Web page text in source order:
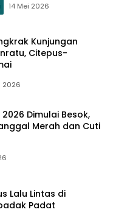
14 Mei 2026
Kunjungan
Citepus-
2026
Dimulai Besok,
Merah dan Cuti
Lalu Lintas di
Padat